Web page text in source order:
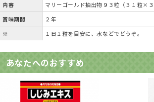
内容
マリーゴールド抽出物９３粒（３１粒×３
賞味期間
２年
※
１日１粒を目安に、水などでどうぞ。
あなたへのおすすめ